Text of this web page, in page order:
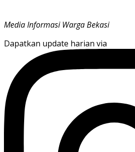
Media Informasi Warga Bekasi
Dapatkan update harian via